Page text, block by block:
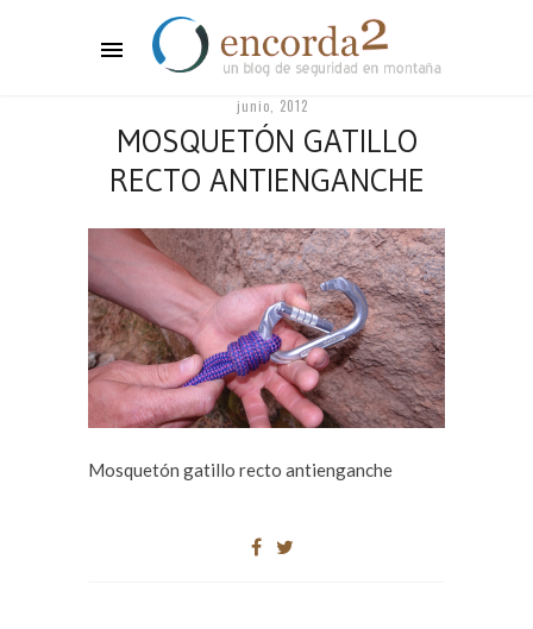
junio, 2012
MOSQUETÓN GATILLO
RECTO ANTIENGANCHE
Mosquetón gatillo recto antienganche